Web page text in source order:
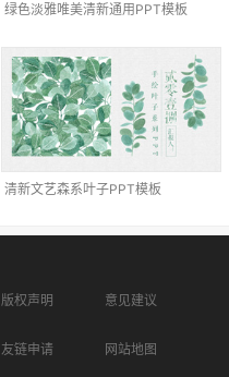
绿色淡雅唯美清新通用PPT模板
清新文艺森系叶子PPT模板
版权声明 意见建议
友链申请 网站地图